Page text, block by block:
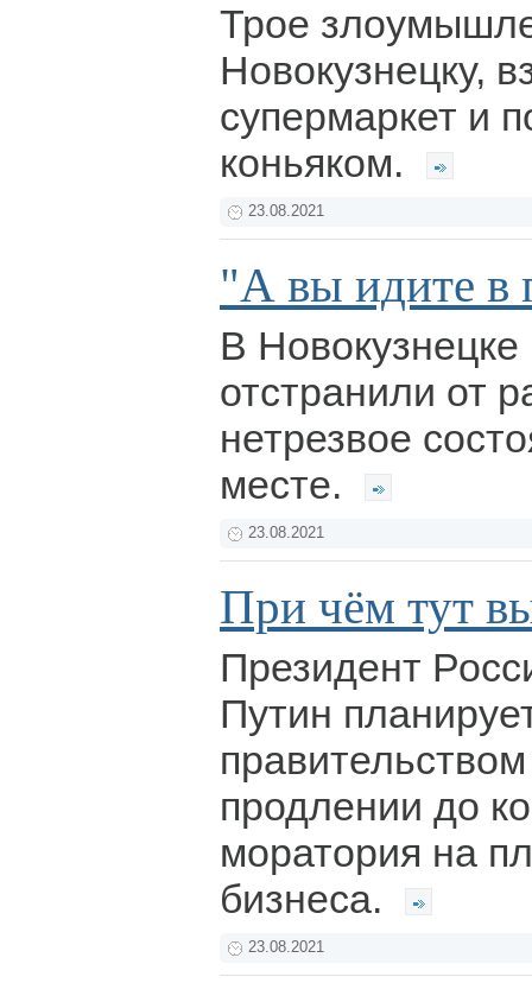
Трое
Новокузнецку,
супермаркет и
коньяком.
23.08.2021
"А вы идите в
В Новокузнецке
отстранили от
нетрезвое
месте.
23.08.2021
При чём тут
Президент
Путин
продлении до
моратория на
бизнеса.
23.08.2021